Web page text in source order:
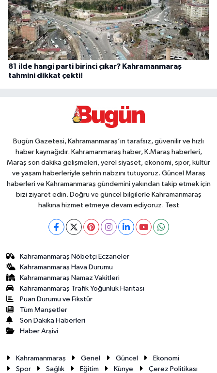
81 ilde hangi parti birinci çıkar? Kahramanmaraş
tahmini dikkat çekti!
Bugün Gazetesi, Kahramanmaraş’ın tarafsız, güvenilir ve hızlı
haber kaynağıdır. Kahramanmaraş haber, K.Maraş haberleri,
Maraş son dakika gelişmeleri, yerel siyaset, ekonomi, spor, kültür
ve yaşam haberleriyle şehrin nabzını tutuyoruz. Güncel Maraş
haberleri ve Kahramanmaraş gündemini yakından takip etmek için
bizi ziyaret edin. Doğru ve güncel bilgilerle Kahramanmaraş
halkına hizmet etmeye devam ediyoruz. Test
Kahramanmaraş Nöbetçi Eczaneler
Kahramanmaraş Hava Durumu
Kahramanmaraş Namaz Vakitleri
Kahramanmaraş Trafik Yoğunluk Haritası
Puan Durumu ve Fikstür
Tüm Manşetler
Son Dakika Haberleri
Haber Arşivi
Kahramanmaraş Genel Güncel
Ekonomi
Spor
Sağlık Eğitim Künye Çerez Politikası